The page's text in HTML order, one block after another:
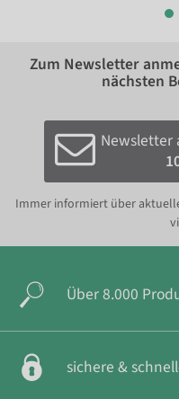
Zum Newsletter
nächsten
Newsletter
Immer informiert über
Über 8.000
sichere &